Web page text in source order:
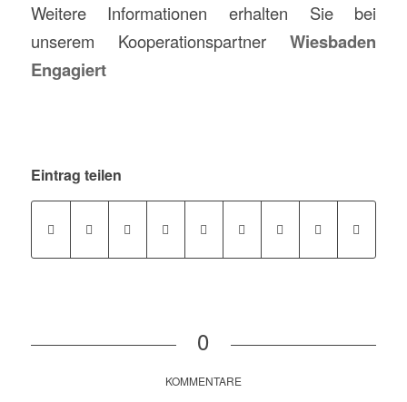
Weitere Informationen erhalten Sie bei
unserem KooperationspartnerWiesbaden
Engagiert
Eintrag teilen
0
KOMMENTARE